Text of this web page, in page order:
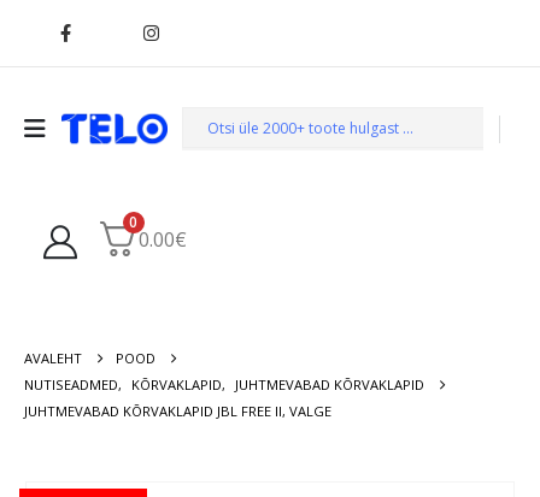
0
0.00€
AVALEHT
POOD
NUTISEADMED, KÕRVAKLAPID,
JUHTMEVABAD KÕRVAKLAPID
JUHTMEVABAD KÕRVAKLAPID JBL FREE II, VALGE